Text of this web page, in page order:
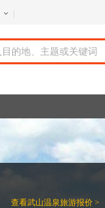
查看武山温泉旅游报价 >